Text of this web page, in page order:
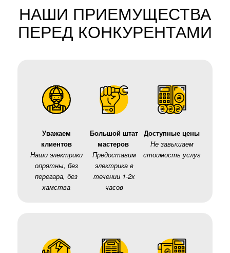
НАШИ ПРИЕМУЩЕСТВА
ПЕРЕД КОНКУРЕНТАМИ
Уважаем
клиентов
Наши электрики
опрятны, без
перегара, без
хамства
Большой штат
мастеров
Предоставим
электрика в
течении 1-2х
часов
Доступные цены
Не завышаем
стоимость услуг